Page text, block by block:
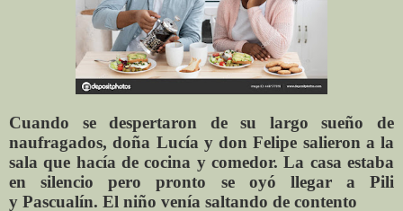
Cuando se despertaron de su largo sueño de
naufragados, doña Lucía y don Felipe salieron a la
sala que hacía de cocina y comedor. La casa estaba
en silencio pero pronto se oyó llegar a Pili
y Pascualín. El niño venía saltando de contento